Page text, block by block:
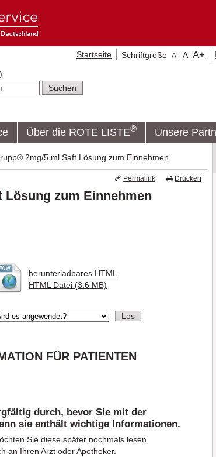
Über die ROTE LISTE® Unsere
Startseite Schriftgröße A- A A+
2mg/5 ml Saft Lösung zum Einnehmen
zum Einnehmen
herunterladbares HTML
HTML Datei (3.6 MB)
FÜR PATIENTEN
durch, bevor Sie mit der
sie enthält wichtige Informationen.
Sie diese später nochmals lesen.
an Ihren Arzt oder Apotheker.
Permalink Drucken